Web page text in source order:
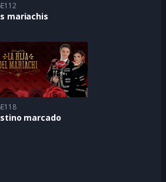
mariachis
marcado